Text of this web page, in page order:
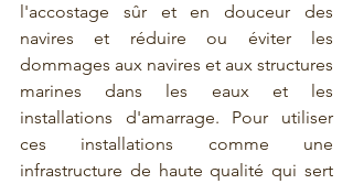
l'accostage sûr et en douceur des
navires et réduire ou éviter les
dommages aux navires et aux structures
marines dans les eaux et les
installations d'amarrage. Pour utiliser
ces installations comme une
infrastructure de haute qualité qui sert